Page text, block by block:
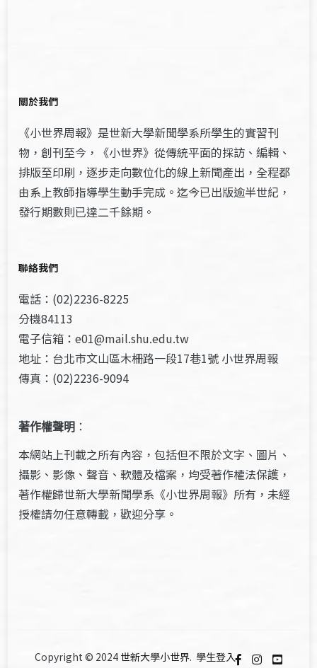
關於我們
《小世界周報》是世新大學新聞學系所學生的實習刊
物，創刊至今，《小世界》從傳統平面的採訪、編輯、
排版至印刷，逐步走向數位化的線上新聞產出，全程都
由系上教師指導學生動手完成。迄今已出版逾半世紀，
發行期數則已達二千餘期。
聯絡我們
電話：(02)2236-8225
分機84113
電子信箱：e01@mail.shu.edu.tw
地址：台北市文山區木柵路一段17巷1號 小世界周報
傳真：(02)2236-9094
著作權聲明 ：
本網站上刊載之所有內容，包括但不限於文字、圖片、
攝影、影像、聲音、軟體及檔案，均受著作權法保護，
著作權歸世新大學新聞學系《小世界周報》所有，未經
授權請勿任意轉載，歡迎分享。
Copyright © 2024 世新大學小世界. 學生登入